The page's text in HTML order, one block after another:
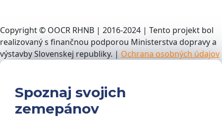
Copyright © OOCR RHNB | 2016-2024 | Tento projekt bol
realizovaný s finančnou podporou Ministerstva dopravy a
výstavby Slovenskej republiky. | Ochrana osobných údajov
Spoznaj svojich
zemepánov